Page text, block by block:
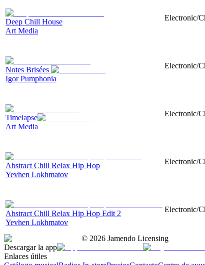
Deep Chill House
Art Media
Electronic/
Notes Brisées
Igor Pumphonia
Electronic/
Timelapse
Art Media
Electronic/
Abstract Chill Relax Hip Hop
Yevhen Lokhmatov
Electronic/
Abstract Chill Relax Hip Hop Edit 2
Yevhen Lokhmatov
Electronic/
© 2026 Jamendo Licensing
Descargar la app
Enlaces útiles